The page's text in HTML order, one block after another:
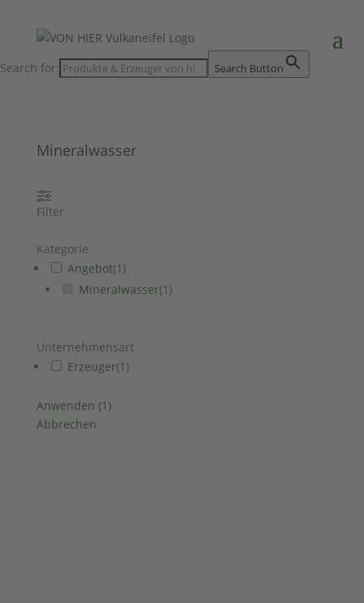
Search for: Search Button
Mineralwasser
Filter
Kategorie
Angebot(1 )
Mineralwasser(1 )
Unternehmensart
Erzeuger(1 )
Anwenden (1 )
Abbrechen